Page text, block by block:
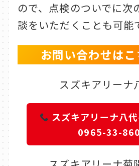
ので、点検のついでに次
談をいただくことも可能
お問い合わせは
スズキアリーナ
スズキアリーナ八
0965-33-